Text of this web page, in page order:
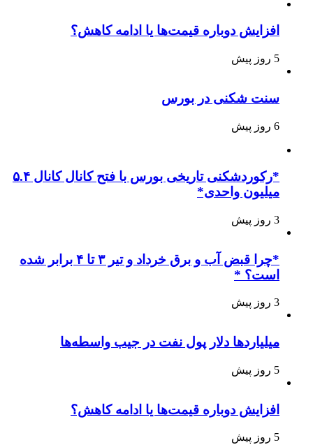
افزایش دوباره قیمت‌ها یا ادامه کاهش؟
5 روز پیش
سنت شکنی در بورس
6 روز پیش
*رکوردشکنی تاریخی بورس با فتح کانال کانال ۵.۴
میلیون واحدی*
3 روز پیش
*چرا قبض آب و برق خرداد و تیر ۳ تا ۴ برابر شده
است؟ *
3 روز پیش
میلیاردها دلار پول نفت در جیب واسطه‌ها
5 روز پیش
افزایش دوباره قیمت‌ها یا ادامه کاهش؟
5 روز پیش